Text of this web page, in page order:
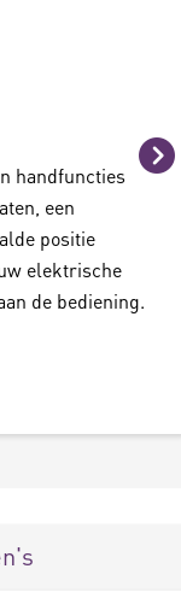
handfuncties
een
positie
elektrische
de bediening.